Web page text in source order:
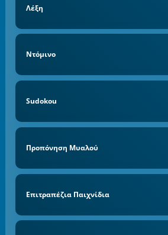
Λέξη
Ντόμινο
Sudokou
Προπόνηση Μυαλού
Επιτραπέζια Παιχνίδια